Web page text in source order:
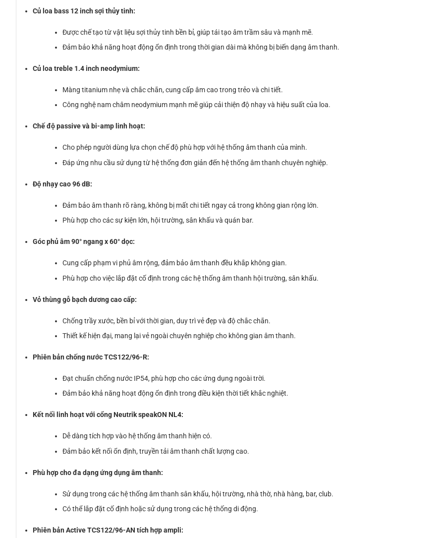
Củ loa bass 12 inch sợi thủy tinh:
Được chế tạo từ vật liệu sợi thủy tinh bền bỉ, giúp tái tạo âm trầm sâu và mạnh mẽ.
Đảm bảo khả năng hoạt động ổn định trong thời gian dài mà không bị biến dạng âm thanh.
Củ loa treble 1.4 inch neodymium:
Màng titanium nhẹ và chắc chắn, cung cấp âm cao trong trẻo và chi tiết.
Công nghệ nam châm neodymium mạnh mẽ giúp cải thiện độ nhạy và hiệu suất của loa.
Chế độ passive và bi-amp linh hoạt:
Cho phép người dùng lựa chọn chế độ phù hợp với hệ thống âm thanh của mình.
Đáp ứng nhu cầu sử dụng từ hệ thống đơn giản đến hệ thống âm thanh chuyên nghiệp.
Độ nhạy cao 96 dB:
Đảm bảo âm thanh rõ ràng, không bị mất chi tiết ngay cả trong không gian rộng lớn.
Phù hợp cho các sự kiện lớn, hội trường, sân khấu và quán bar.
Góc phủ âm 90° ngang x 60° dọc:
Cung cấp phạm vi phủ âm rộng, đảm bảo âm thanh đều khắp không gian.
Phù hợp cho việc lắp đặt cố định trong các hệ thống âm thanh hội trường, sân khấu.
Vỏ thùng gỗ bạch dương cao cấp:
Chống trầy xước, bền bỉ với thời gian, duy trì vẻ đẹp và độ chắc chắn.
Thiết kế hiện đại, mang lại vẻ ngoài chuyên nghiệp cho không gian âm thanh.
Phiên bản chống nước TCS122/96-R:
Đạt chuẩn chống nước IP54, phù hợp cho các ứng dụng ngoài trời.
Đảm bảo khả năng hoạt động ổn định trong điều kiện thời tiết khắc nghiệt.
Kết nối linh hoạt với cổng Neutrik speakON NL4:
Dễ dàng tích hợp vào hệ thống âm thanh hiện có.
Đảm bảo kết nối ổn định, truyền tải âm thanh chất lượng cao.
Phù hợp cho đa dạng ứng dụng âm thanh:
Sử dụng trong các hệ thống âm thanh sân khấu, hội trường, nhà thờ, nhà hàng, bar, club.
Có thể lắp đặt cố định hoặc sử dụng trong các hệ thống di động.
Phiên bản Active TCS122/96-AN tích hợp ampli: